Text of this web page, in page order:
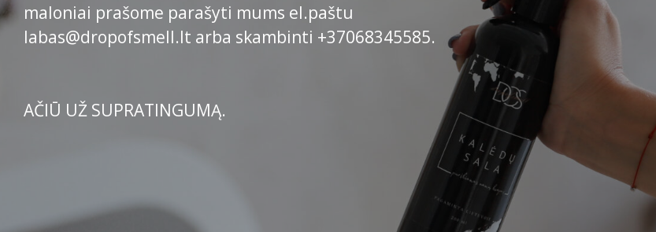
maloniai prašome parašyti mums el.paštu
labas@dropofsmell.lt arba skambinti +37068345585.
AČIŪ UŽ SUPRATINGUMĄ.